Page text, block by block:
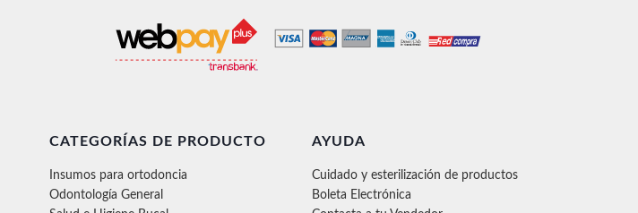
CATEGORÍAS DE PRODUCTO
Insumos para ortodoncia
Odontología General
AYUDA
Cuidado y esterilización de productos
Boleta Electrónica